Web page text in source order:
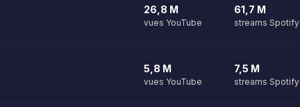
26,8 M
vues YouTube
61,7 M
streams Spotify
5,8 M
vues YouTube
7,5 M
streams Spotify